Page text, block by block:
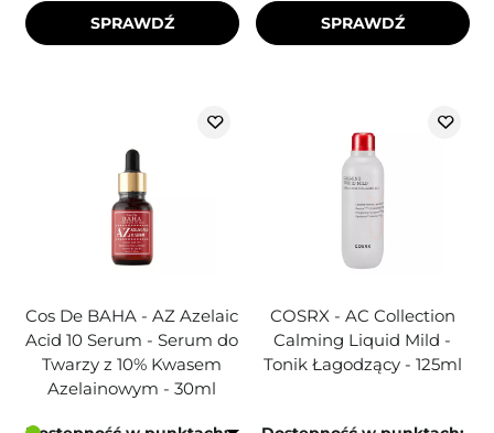
SPRAWDŹ SPRAWDŹ
Cos De BAHA - AZ Azelaic
Acid 10 Serum - Serum do
Twarzy z 10% Kwasem
Azelainowym - 30ml
COSRX - AC Collection
Calming Liquid Mild -
Tonik Łagodzący - 125ml